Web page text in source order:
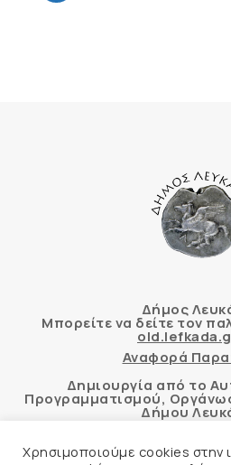
Δήμος
Μπορείτε να δείτε τον
Αναφορά
Δημιουργία από το
Προγραμματισμού,
Δήμου
Χρησιμοποιούμε cookies στην